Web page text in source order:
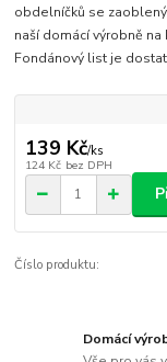
obdelníčků se
naší domácí výrobně
Fondánový list je
139 Kč/ks
124 Kč bez DPH
Číslo produktu:
Domácí